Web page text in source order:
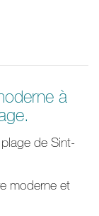
à
de Sint-
moderne et